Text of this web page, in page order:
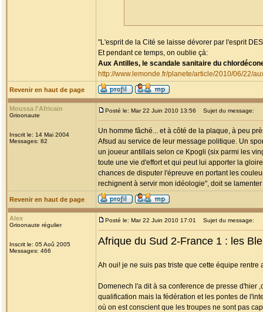
"L'esprit de la Cité se laisse dévorer par l'esprit
Et pendant ce temps, on oublie çà:
Aux Antilles, le scandale sanitaire du
http://www.lemonde.fr/planete/article/2010/06/22/
Revenir en haut de page
Moussa l'Africain
Grioonaute
Inscrit le: 14 Mai 2004
Messages: 82
Posté le: Mar 22 Juin 2010 13:56 Sujet du message:
Un homme fâché... et à côté de la plaque, à peu
Afsud au service de leur message politique. Un
un joueur antillais selon ce Kpogli (six parmi les
toute une vie d'effort et qui peut lui apporter la
chances de disputer l'épreuve en portant les
rechignent à servir mon idéologie", doit se
Revenir en haut de page
Alex
Grioonaute régulier
Inscrit le: 05 Aoû 2005
Messages: 466
Posté le: Mar 22 Juin 2010 17:01 Sujet du message:
Afrique du Sud 2-France 1 : les
Ah oui! je ne suis pas triste que cette équipe rentre
Domenech l'a dit à sa conference de presse d'hier
qualification mais la fédération et les pontes de
où on est conscient que les troupes ne sont pas